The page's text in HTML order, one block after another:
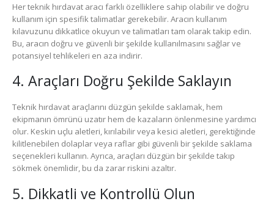
Her teknik hırdavat aracı farklı özelliklere sahip olabilir ve doğru
kullanım için spesifik talimatlar gerekebilir. Aracın kullanım
kılavuzunu dikkatlice okuyun ve talimatları tam olarak takip edin.
Bu, aracın doğru ve güvenli bir şekilde kullanılmasını sağlar ve
potansiyel tehlikeleri en aza indirir.
4. Araçları Doğru Şekilde Saklayın
Teknik hırdavat araçlarını düzgün şekilde saklamak, hem
ekipmanın ömrünü uzatır hem de kazaların önlenmesine yardımcı
olur. Keskin uçlu aletleri, kırılabilir veya kesici aletleri, gerektiğinde
kilitlenebilen dolaplar veya raflar gibi güvenli bir şekilde saklama
seçenekleri kullanın. Ayrıca, araçları düzgün bir şekilde takıp
sökmek önemlidir, bu da zarar riskini azaltır.
5. Dikkatli ve Kontrollü Olun